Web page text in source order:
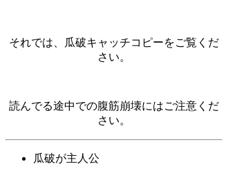
それでは、瓜破キャッチコピーをご覧くだ
さい。
読んでる途中での腹筋崩壊にはご注意くだ
さい。
瓜破が主人公